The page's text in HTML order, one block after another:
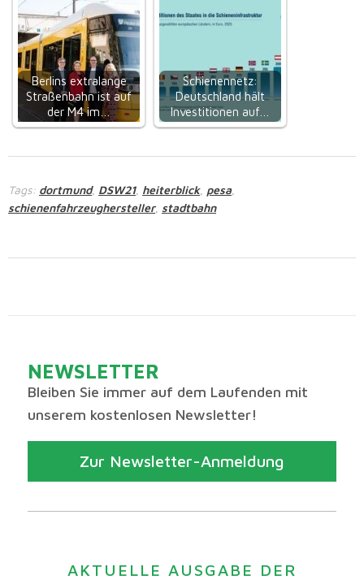
Berlins extralange
Straßenbahn ist auf
der M4 im…
Schienennetz:
Deutschland hält
Investitionen auf…
Tags: dortmund, DSW21, heiterblick, pesa,
schienenfahrzeughersteller, stadtbahn
NEWSLETTER
Bleiben Sie immer auf dem Laufenden mit
unserem kostenlosen Newsletter!
Zur Newsletter-Anmeldung
AKTUELLE AUSGABE DER